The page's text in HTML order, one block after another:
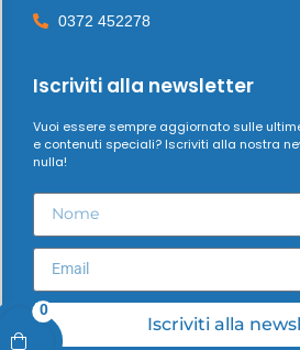
0
0372 452278
Iscriviti alla newsletter
Vuoi essere sempre aggiornato sulle
e contenuti speciali? Iscriviti alla nostra
nulla!
Iscriviti alla